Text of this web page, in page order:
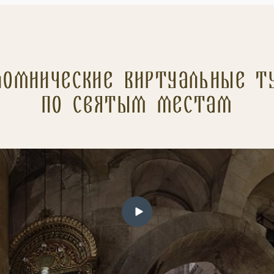
Виртуальные
по святым местам